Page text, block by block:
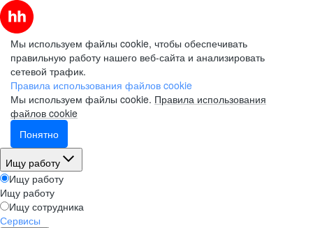
Мы используем файлы cookie, чтобы обеспечивать
правильную работу нашего веб-сайта и анализировать
сетевой трафик.
Правила использования файлов cookie
Мы используем файлы cookie. Правила использования
файлов cookie
Понятно
Ищу работу
Ищу работу
Ищу работу
Ищу сотрудника
Сервисы